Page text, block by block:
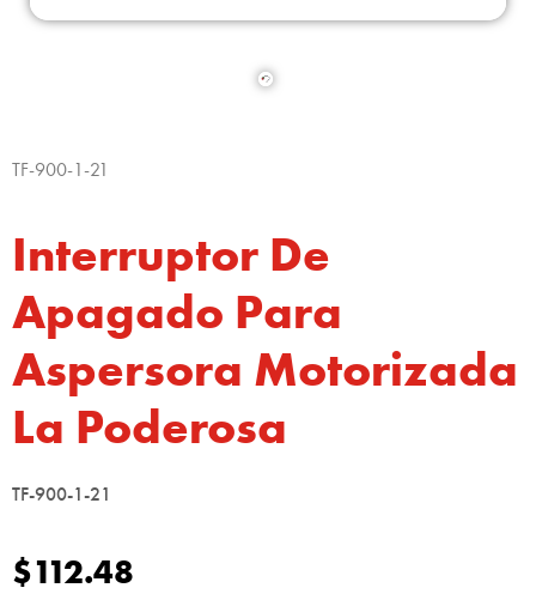
TF-900-1-21
Interruptor De
Apagado Para
Aspersora Motorizada
La Poderosa
TF-900-1-21
$112.48